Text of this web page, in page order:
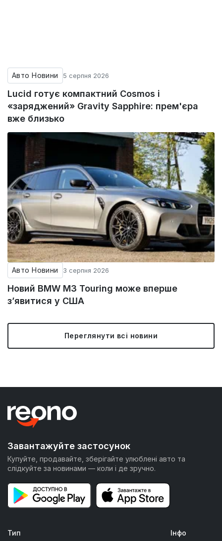
Авто Новини 5 серпня 2026
Lucid готує компактний Cosmos і
«заряджений» Gravity Sapphire: прем'єра
вже близько
Авто Новини 3 серпня 2026
Новий BMW M3 Touring може вперше
з’явитися у США
Переглянути всі новини
Завантажуйте застосунок
Купуйте, продавайте, зберігайте улюблені авто та
слідкуйте за новинами — коли і де зручно.
Тип Інфо